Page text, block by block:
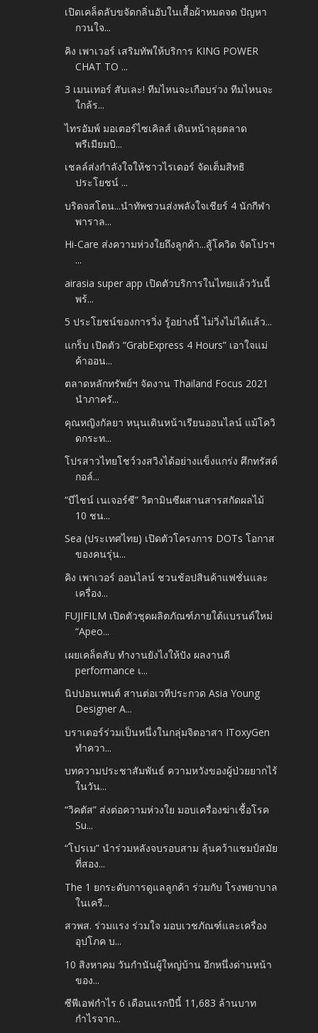
เปิดเคล็ดลับขจัดกลิ่นอับในเสื้อผ้าหมดจด ปัญหา
กวนใจ...
คิง เพาเวอร์ เสริมทัพให้บริการ KING POWER
CHAT TO ...
3 เมนเทอร์ สับเละ! ทีมไหนจะเกือบร่วง ทีมไหนจะ
ใกล้ร...
ไทรอัมพ์ มอเตอร์ไซเคิลส์ เดินหน้าลุยตลาด
พรีเมียมบิ...
เชลล์ส่งกำลังใจให้ชาวไรเดอร์ จัดเต็มสิทธิ
ประโยชน์ ...
บริดจสโตน...นำทัพชวนส่งพลังใจเชียร์ 4 นักกีฬา
พาราล...
Hi-Care ส่งความห่วงใยถึงลูกค้า...สู้โควิด จัดโปรฯ
...
airasia super app เปิดตัวบริการในไทยแล้ววันนี้
พร้...
5 ประโยชน์ของการวิ่ง รู้อย่างนี้ ไม่วิ่งไม่ได้แล้ว...
แกร็บ เปิดตัว “GrabExpress 4 Hours” เอาใจแม่
ค้าออน...
ตลาดหลักทรัพย์ฯ จัดงาน Thailand Focus 2021
นำภาครั...
คุณหญิงกัลยา หนุนเดินหน้าเรียนออนไลน์ แม้โควิ
ดกระท...
โปรสาวไทยโชว์วงสวิงได้อย่างแข็งแกร่ง ศึกทรัสต์
กอล์...
“บีไชน์ เนเจอร์ซี” วิตามินซีผสานสารสกัดผลไม้
10 ชน...
Sea (ประเทศไทย) เปิดตัวโครงการ DOTs โอกาส
ของคนรุ่น...
คิง เพาเวอร์ ออนไลน์ ชวนช้อปสินค้าแฟชั่นและ
เครื่อง...
FUJIFILM เปิดตัวชุดผลิตภัณฑ์ภายใต้แบรนด์ใหม่
“Apeo...
เผยเคล็ดลับ ทำงานยังไงให้ปัง ผลงานดี
performance เ...
นิปปอนเพนต์ สานต่อเวทีประกวด Asia Young
Designer A...
บราเดอร์ร่วมเป็นหนึ่งในกลุ่มจิตอาสา IToxyGen
ทำควา...
บทความประชาสัมพันธ์ ความหวังของผู้ป่วยยากไร้
ในวัน...
“วิคตัส” ส่งต่อความห่วงใย มอบเครื่องฆ่าเชื้อโรค
Su...
“โปรเม” นำร่วมหลังจบรอบสาม ลุ้นคว้าแชมป์สมัย
ที่สอง...
The 1 ยกระดับการดูแลลูกค้า ร่วมกับ โรงพยาบาล
ในเครื...
สวพส. ร่วมแรง ร่วมใจ มอบเวชภัณฑ์และเครื่อง
อุปโภค บ...
10 สิงหาคม วันกำนันผู้ใหญ่บ้าน อีกหนึ่งด่านหน้า
ของ...
ซีพีเอฟกำไร 6 เดือนแรกปีนี้ 11,683 ล้านบาท
กำไรจาก...